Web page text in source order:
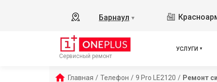
Барнаул ▼
Сервисный ремонт
УСЛУГИ
Главная / Телефон / 9 Pro LE2120 / Ремонт